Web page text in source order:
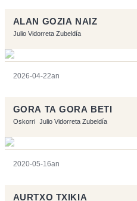
ALAN GOZIA NAIZ
Julio Vidorreta Zubeldía
2026-04-22an
GORA TA GORA BETI
Oskorri Julio Vidorreta Zubeldía
2020-05-16an
AURTXO TXIKIA